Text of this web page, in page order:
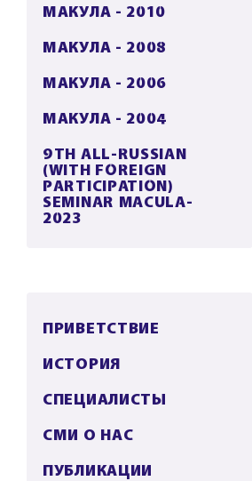
МАКУЛА - 2010
МАКУЛА - 2008
МАКУЛА - 2006
МАКУЛА - 2004
9TH ALL-RUSSIAN
(WITH FOREIGN
PARTICIPATION)
SEMINAR MACULA-
2023
ПРИВЕТСТВИЕ
ИСТОРИЯ
СПЕЦИАЛИСТЫ
СМИ О НАС
ПУБЛИКАЦИИ